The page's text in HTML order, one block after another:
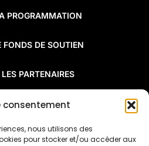
consentement
nous utilisons des
pour stocker et/ou accéder aux
PROGRAMMATION
FONDS DE SOUTIEN
LES PARTENAIRES
FAQ
réseau de résidences